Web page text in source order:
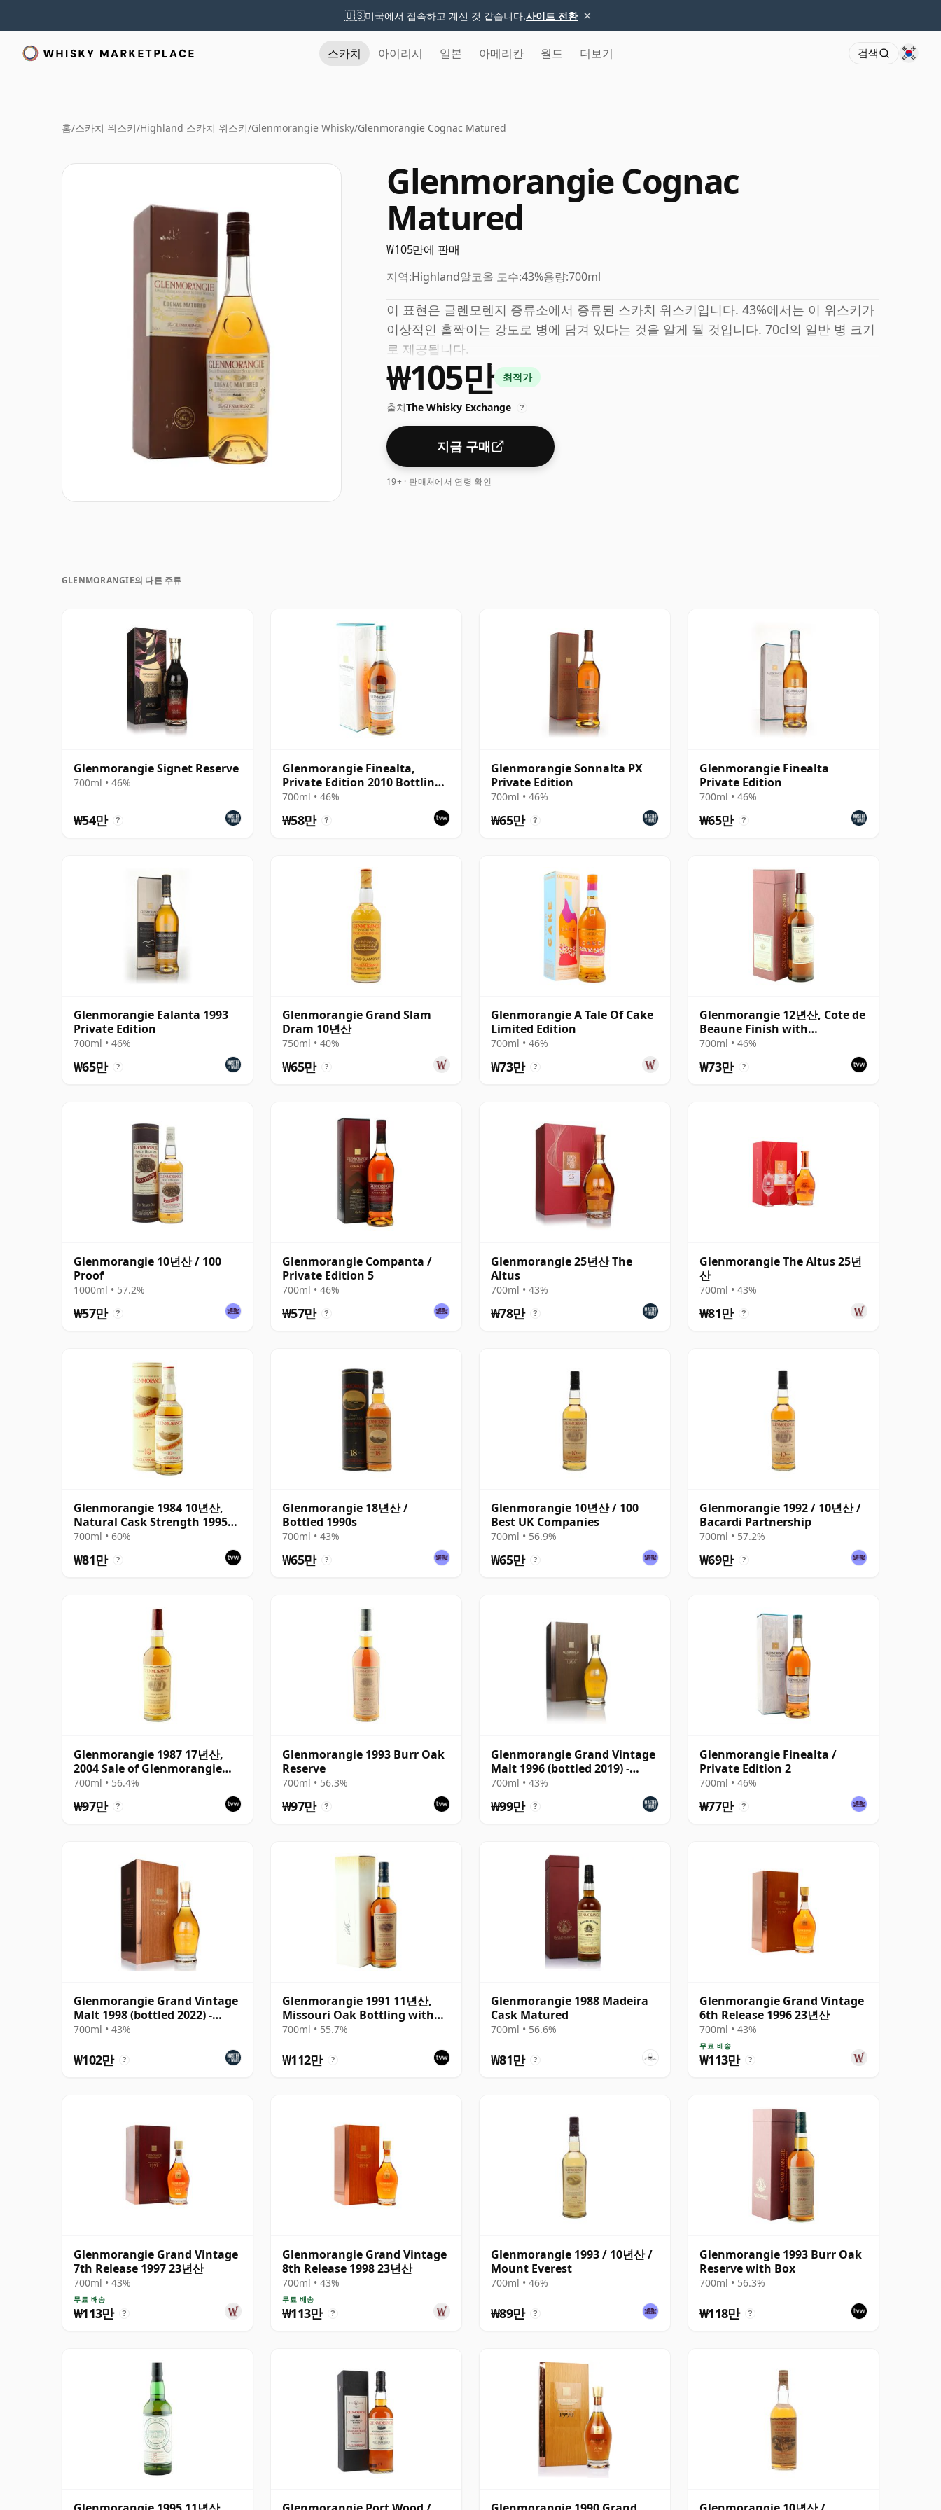
🇺🇸미국에서 접속하고 계신 것 같습니다.사이트 전환 ×
스카치 아이리시 일본 아메리칸 월드 더보기 검색
홈/스카치 위스키/Highland 스카치 위스키/Glenmorangie Whisky/Glenmorangie Cognac Matured
Glenmorangie Cognac
Matured
₩105만에 판매
지역:Highland알코올 도수:43%용량:700ml
이 표현은 글렌모렌지 증류소에서 증류된 스카치 위스키입니다. 43%에서는 이 위스키가
이상적인 홀짝이는 강도로 병에 담겨 있다는 것을 알게 될 것입니다. 70cl의 일반 병 크기
로 제공됩니다.
₩105만 최적가
출처The Whisky Exchange ?
지금 구매
19+ · 판매처에서 연령 확인
GLENMORANGIE의 다른 주류
Glenmorangie Signet Reserve
700ml • 46%
₩54만 ?
Glenmorangie Finealta,
Private Edition 2010 Bottling
with Box
700ml • 46%
₩58만 ?
Glenmorangie Sonnalta PX
Private Edition
700ml • 46%
₩65만 ?
Glenmorangie Finealta
Private Edition
700ml • 46%
₩65만 ?
Glenmorangie Ealanta 1993
Private Edition
700ml • 46%
₩65만 ?
Glenmorangie Grand Slam
Dram 10년산
750ml • 40%
₩65만 ?
Glenmorangie A Tale Of Cake
Limited Edition
700ml • 46%
₩73만 ?
Glenmorangie 12년산, Cote de
Beaune Finish with
Presentation Box
700ml • 46%
₩73만 ?
Glenmorangie 10년산 / 100
Proof
1000ml • 57.2%
₩57만 ?
Glenmorangie Companta /
Private Edition 5
700ml • 46%
₩57만 ?
Glenmorangie 25년산 The
Altus
700ml • 43%
₩78만 ?
Glenmorangie The Altus 25년
산
700ml • 43%
₩81만 ?
Glenmorangie 1984 10년산,
Natural Cask Strength 1995
Bottling
700ml • 60%
₩81만 ?
Glenmorangie 18년산 /
Bottled 1990s
700ml • 43%
₩65만 ?
Glenmorangie 10년산 / 100
Best UK Companies
700ml • 56.9%
₩65만 ?
Glenmorangie 1992 / 10년산 /
Bacardi Partnership
700ml • 57.2%
₩69만 ?
Glenmorangie 1987 17년산,
2004 Sale of Glenmorangie
Bottling
700ml • 56.4%
₩97만 ?
Glenmorangie 1993 Burr Oak
Reserve
700ml • 56.3%
₩97만 ?
Glenmorangie Grand Vintage
Malt 1996 (bottled 2019) -
Bond House No.1
700ml • 43%
₩99만 ?
Glenmorangie Finealta /
Private Edition 2
700ml • 46%
₩77만 ?
Glenmorangie Grand Vintage
Malt 1998 (bottled 2022) -
Bond House No.1
700ml • 43%
₩102만 ?
Glenmorangie 1991 11년산,
Missouri Oak Bottling with
Box
700ml • 55.7%
₩112만 ?
Glenmorangie 1988 Madeira
Cask Matured
700ml • 56.6%
₩81만 ?
Glenmorangie Grand Vintage
6th Release 1996 23년산
700ml • 43%
무료 배송
₩113만 ?
Glenmorangie Grand Vintage
7th Release 1997 23년산
700ml • 43%
무료 배송
₩113만 ?
Glenmorangie Grand Vintage
8th Release 1998 23년산
700ml • 43%
무료 배송
₩113만 ?
Glenmorangie 1993 / 10년산 /
Mount Everest
700ml • 46%
₩89만 ?
Glenmorangie 1993 Burr Oak
Reserve with Box
700ml • 56.3%
₩118만 ?